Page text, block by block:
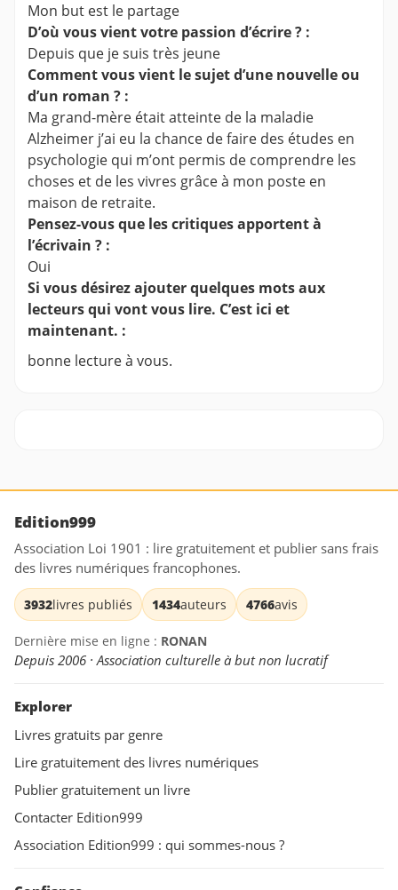
Mon but est le partage
D’où vous vient votre passion d’écrire ? :
Depuis que je suis très jeune
Comment vous vient le sujet d’une nouvelle ou
d’un roman ? :
Ma grand-mère était atteinte de la maladie
Alzheimer j’ai eu la chance de faire des études en
psychologie qui m’ont permis de comprendre les
choses et de les vivres grâce à mon poste en
maison de retraite.
Pensez-vous que les critiques apportent à
l’écrivain ? :
Oui
Si vous désirez ajouter quelques mots aux
lecteurs qui vont vous lire. C’est ici et
maintenant. :
bonne lecture à vous.
Edition999
Association Loi 1901 : lire gratuitement et publier sans frais
des livres numériques francophones.
3932livres publiés 1434auteurs 4766avis
Dernière mise en ligne : RONAN
Depuis 2006 · Association culturelle à but non lucratif
Explorer
Livres gratuits par genre
Lire gratuitement des livres numériques
Publier gratuitement un livre
Contacter Edition999
Association Edition999 : qui sommes-nous ?